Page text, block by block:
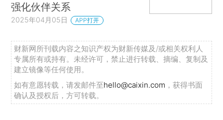
强化伙伴关系
2025年04月05日 APP打开
财新网所刊载内容之知识产权为财新传媒及/或相关权利人
专属所有或持有。未经许可，禁止进行转载、摘编、复制及
建立镜像等任何使用。
如有意愿转载，请发邮件至hello@caixin.com ，获得书面
确认及授权后，方可转载。